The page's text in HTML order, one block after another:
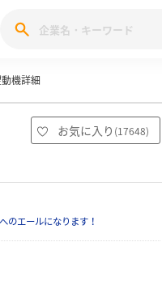
ペーン
査
みんなの新
28卒 IT・
機詳細
お気に入り (17648)
のエールになります！